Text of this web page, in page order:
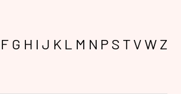
F G H I J K L M N P S T VW Z